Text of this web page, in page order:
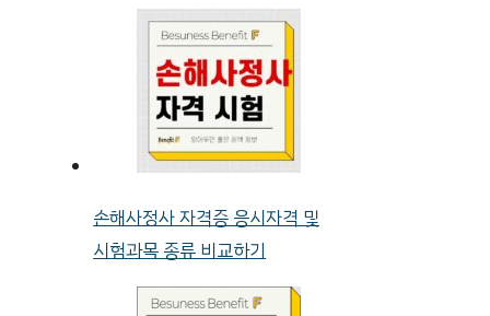
손해사정사 자격증 응시자격 및
시험과목 종류 비교하기